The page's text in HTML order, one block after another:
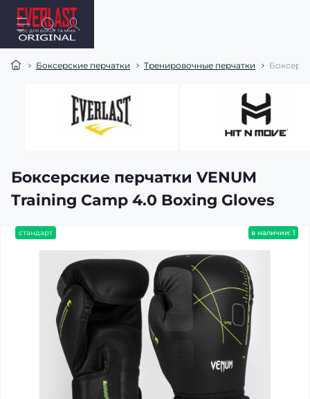
Боксерские перчатки Тренировочные перчатки
Боксерские перчатки VENUM
Training Camp 4.0 Boxing Gloves
стандарт в наличии: 1